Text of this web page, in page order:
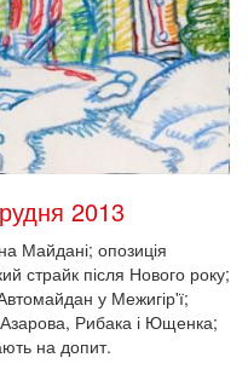
2013
Майдані; опозиція
страйк після Нового року;
у Межигір'ї;
Азарова, Рибака і Ющенка;
на допит.